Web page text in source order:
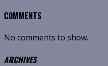
COMMENTS
No comments to show.
ARCHIVES